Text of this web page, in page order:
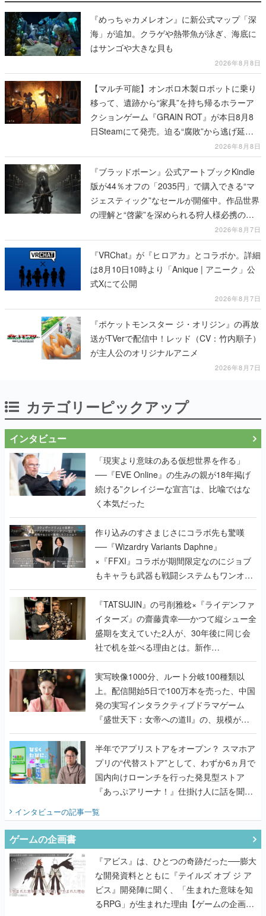
『めっちゃカメレオン』に新公式マップ「深
海」が追加。クラゲや熱帯魚が泳ぎ、海底に
はサンゴや大きな貝も
2026年8月8日
【マルチ可能】オンボロ木製ロボットに乗り
移って、遺跡から“家具”を持ち帰るホラーア
クションゲーム『GRAIN ROT』が本日8月8
日Steamにて発売。迫る“腐敗”から逃げ延
2026年8月8日
『ブラッドボーン』公式アートブックKindle
版が44％オフの「2035円」で購入できる“マ
ジェスティック”なセールが開催中。作品世界
の理解と“啓蒙”を深められる狩人様必携の一
2026年8月7日
『VRChat』が『ヒロアカ』とコラボか。詳細
は8月10日10時より「Anique | アニーク」公
式Xにて公開
2026年8月7日
『ポケットモンスター ジ・オリジン』の再放
送がTVerで配信中！レッド（CV：竹内順子）
が主人公のオリジナルアニメ
2026年8月7日
カテゴリーピックアップ
インタビュー
「現実より意味のある仮想世界を作る」
──『EVE Online』の生みの親が18年掲げ
続ける”クレイジーな宣言”は、比喩ではな
く本気だった
作り込みのすさまじさにコラボ先も驚嘆
──『Wizardry Variants Daphne』
×『FFXI』コラボが期間限定なのにジョブ
もキャラも武器も戦闘システムもワンオフ
で作り込まれた理由を両ディレクターに聞
く
『TATSUJIN』の弓削雅稔×『ライデンファ
イターズ』の齋藤貴幸──かつて縦シュー全
盛期を支えていた2人が、30年後に同じ会
社で机を並べる理由とは。新作
『TATSUJIN EXTREME』で初タッグを組
んだレジェンド2人に訊く開発秘話
実写映像1000分、ルート分岐100種類以
上。配信開始5日で100万本を売った、中国
発の実写インタラクティブドラマゲーム
『盛世天下：女帝への道II』の、規模が違
うこだわりをプロデューサーに聞いた
半年でアプリストアをオープン？ スマホア
プリの“代替ストア”として、わずか6ヵ月で
国内向けローンチを行った発見型ストア
『あっぷアリーナ！』仕掛け人に話を聞い
インタビューの記事一覧
ゲームの企画書
『アビス』は、ひとつの奇跡だった──膨大
な開発資料とともに『テイルズ オブ ジ ア
ビス』開発陣に聞く、「生まれた意味を知
るRPG」が生まれた理由【ゲームの企画